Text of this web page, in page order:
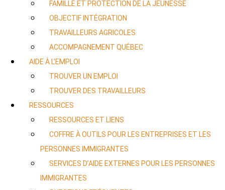
FAMILLE ET PROTECTION DE LA JEUNESSE
OBJECTIF INTÉGRATION
TRAVAILLEURS AGRICOLES
ACCOMPAGNEMENT QUÉBEC
AIDE À L’EMPLOI
TROUVER UN EMPLOI
TROUVER DES TRAVAILLEURS
RESSOURCES
RESSOURCES ET LIENS
COFFRE À OUTILS POUR LES ENTREPRISES ET LES
PERSONNES IMMIGRANTES
SERVICES D’AIDE EXTERNES POUR LES PERSONNES
IMMIGRANTES